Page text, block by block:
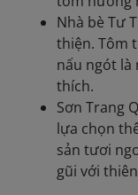
Nhà bè Tư
thiện. Tôm
nấu ngót là
thích.
Sơn Trang
lựa chọn
sản tươi
gũi với